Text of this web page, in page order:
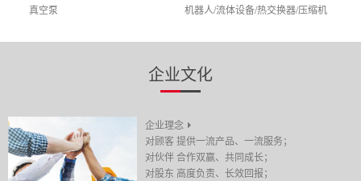
真空泵 机器人/流体设备/热交换器/压缩机
企业文化
企业理念
对顾客 提供一流产品、一流服务；
对伙伴 合作双赢、共同成长；
对股东 高度负责、长效回报；